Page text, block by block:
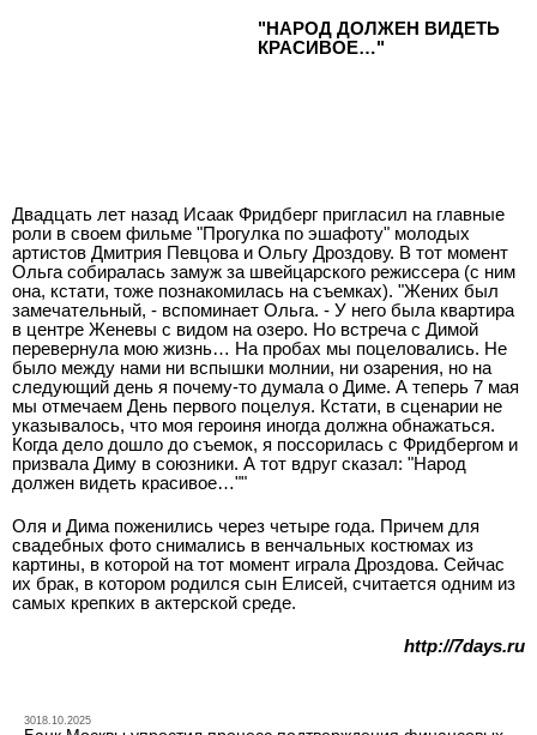
"НАРОД ДОЛЖЕН ВИДЕТЬ
КРАСИВОЕ…"
Двадцать лет назад Исаак Фридберг пригласил на главные
роли в своем фильме "Прогулка по эшафоту" молодых
артистов Дмитрия Певцова и Ольгу Дроздову. В тот момент
Ольга собиралась замуж за швейцарского режиссера (с ним
она, кстати, тоже познакомилась на съемках). "Жених был
замечательный, - вспоминает Ольга. - У него была квартира
в центре Женевы с видом на озеро. Но встреча с Димой
перевернула мою жизнь… На пробах мы поцеловались. Не
было между нами ни вспышки молнии, ни озарения, но на
следующий день я почему-то думала о Диме. А теперь 7 мая
мы отмечаем День первого поцелуя. Кстати, в сценарии не
указывалось, что моя героиня иногда должна обнажаться.
Когда дело дошло до съемок, я поссорилась с Фридбергом и
призвала Диму в союзники. А тот вдруг сказал: "Народ
должен видеть красивое…""
Оля и Дима поженились через четыре года. Причем для
свадебных фото снимались в венчальных костюмах из
картины, в которой на тот момент играла Дроздова. Сейчас
их брак, в котором родился сын Елисей, считается одним из
самых крепких в актерской среде.
http://7days.ru
3018.10.2025